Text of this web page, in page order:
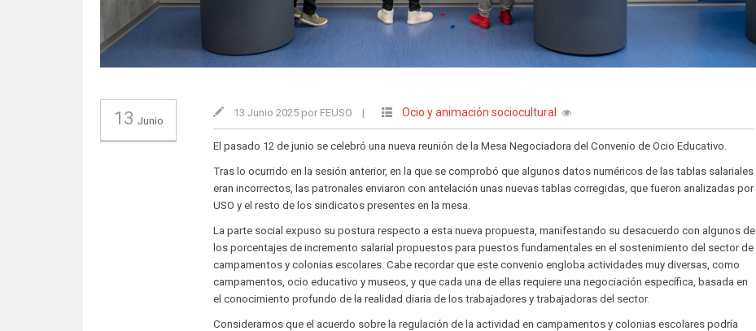
13 Junio
13 Junio 2025 por FEUSO | Ocio y animación sociocultural
El pasado 12 de junio se celebró una nueva reunión de la Mesa Negociadora del Convenio de Ocio Educativo.
Tras lo ocurrido en la sesión anterior, en la que se comprobó que algunos datos numéricos de las tablas salariales
eran incorrectos, las patronales enviaron con antelación unas nuevas tablas corregidas, que fueron analizadas por
USO y el resto de los sindicatos presentes en la mesa.
La parte social expuso su postura respecto a esta nueva propuesta, manifestando su desacuerdo con algunos de
los porcentajes de incremento salarial propuestos para puestos fundamentales en el sostenimiento del sector de
campamentos y colonias escolares. Cabe recordar que este convenio engloba actividades muy diversas, como
campamentos, ocio educativo y museos, y que cada una de ellas requiere una negociación específica, basada en
el conocimiento profundo de la realidad diaria de los trabajadores y trabajadoras del sector.
Consideramos que el acuerdo sobre la regulación de la actividad en campamentos y colonias escolares podría